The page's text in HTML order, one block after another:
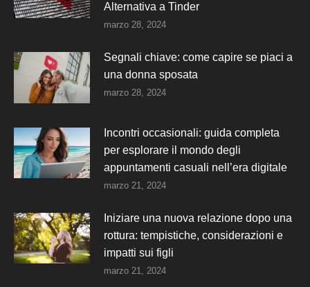
Alternativa a Tinder
marzo 28, 2024
Segnali chiave: come capire se piaci a
una donna sposata
marzo 28, 2024
Incontri occasionali: guida completa
per esplorare il mondo degli
appuntamenti casuali nell’era digitale
marzo 21, 2024
Iniziare una nuova relazione dopo una
rottura: tempistiche, considerazioni e
impatti sui figli
marzo 21, 2024